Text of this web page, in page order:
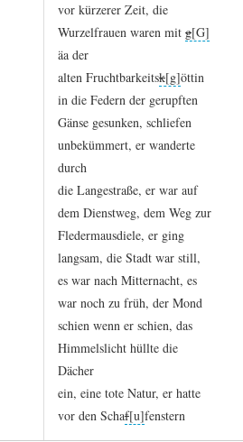
vor kürzerer Zeit, die
Wurzelfrauen waren mit g
äa der
alten Fruchtbarkeitsk
öttin
in die Federn der gerupften
Gänse gesunken, schliefen
unbekümmert, er wanderte
durch
die Langestraße, er war auf
dem Dienstweg, dem Weg zur
Fledermausdiele, er ging
langsam, die Stadt war still,
es war nach Mitternacht, es
war noch zu früh, der Mond
schien wenn er schien, das
Himmelslicht hüllte die
Dächer
ein, eine tote Natur, er hatte
vor den Schaf fenstern